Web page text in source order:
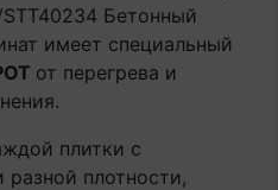
Бетонный
имеет специальный
от перегрева и
плитки с
плотности,